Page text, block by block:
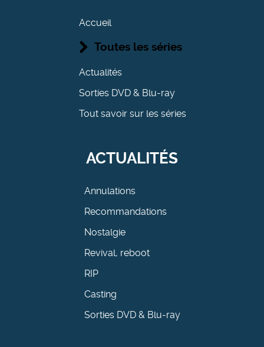
Accueil
Toutes les séries
Actualités
Sorties DVD & Blu-ray
Tout savoir sur les séries
ACTUALITÉS
Annulations
Recommandations
Nostalgie
Revival, reboot
RIP
Casting
Sorties DVD & Blu-ray